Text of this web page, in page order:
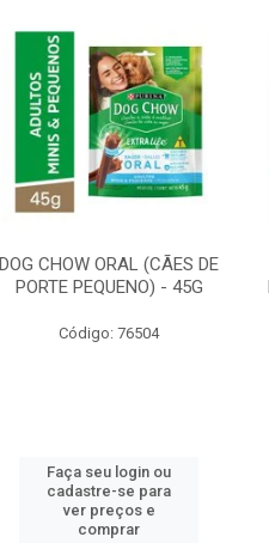
DOG CHOW ORAL (CÃES DE
PORTE PEQUENO) - 45G
Código: 76504
Faça seu login ou
cadastre-se para
ver preços e
comprar